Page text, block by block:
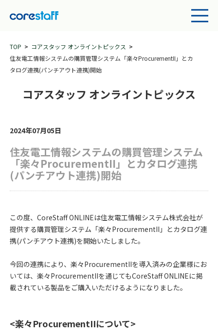
TOP
コアスタッフ オンライントピックス
住友電工情報システムの購買管理システム「楽々ProcurementII」とカ
タログ連携(パンチアウト連携)開始
コアスタッフ オンライントピックス
2024年07月05日
住友電工情報システムの購買管理システム
「楽々ProcurementII」とカタログ連携
(パンチアウト連携)開始
この度、CoreStaff ONLINEは住友電工情報システム株式会社が
提供する購買管理システム「楽々ProcurementII」とカタログ連
携(パンチアウト連携)を開始いたしました。
今回の連携により、楽々ProcurementIIを導入済みの企業様にお
いては、楽々ProcurementIIを通じてもCoreStaff ONLINEに掲
載されている製品をご購入いただけるようになりました。
<楽々ProcurementIIについて>